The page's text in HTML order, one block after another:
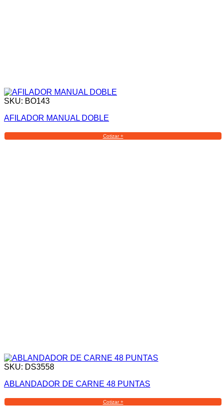
SKU: BO143
AFILADOR MANUAL DOBLE
Cotizar +
SKU: DS3558
ABLANDADOR DE CARNE 48 PUNTAS
Cotizar +